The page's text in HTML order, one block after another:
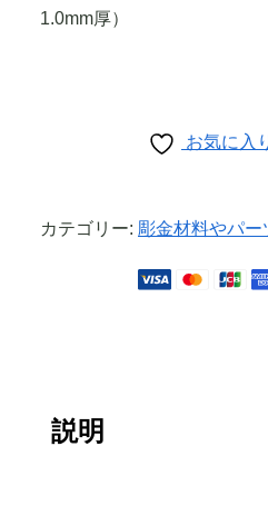
1.0mm厚）
お気に入
カテゴリー: 彫金材料やパー
説明